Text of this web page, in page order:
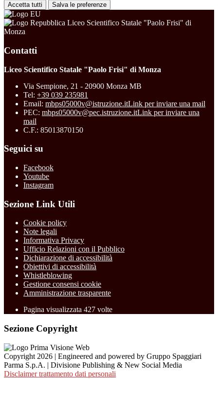
Accetta tutti Salva le preferenze
Liceo Scientifico Statale "Paolo Frisi" di
Monza
Contatti
Liceo Scientifico Statale "Paolo Frisi" di Monza
Via Sempione, 21 - 20900 Monza MB
Tel: +39 039 235981
Email: mbps05000v@istruzione.itLink per inviare una mail
PEC: mbps05000v@pec.istruzione.itLink per inviare una
mail
C.F.: 85013870150
Seguici su
Facebook
Youtube
Instagram
Sezione Link Utili
Cookie policy
Note legali
Informativa Privacy
Ufficio Relazioni con il Pubblico
Dichiarazione di accessibilità
Obiettivi di accessibilità
Whistleblowing
Gestione consensi cookie
Amministrazione trasparente
Pagina visualizzata 427 volte
Sezione Copyright
Copyright 2026 | Engineered and powered by Gruppo Spaggiari
Parma S.p.A. | Divisione Publishing & New Social Media
Disclaimer trattamento dati personali